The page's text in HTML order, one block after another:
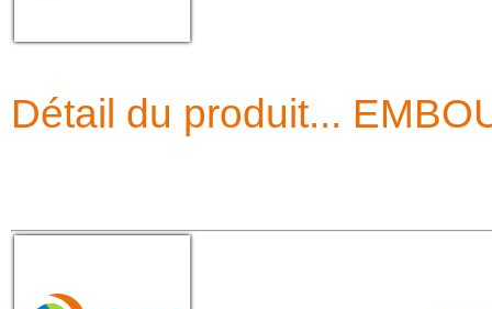
Détail du produit...